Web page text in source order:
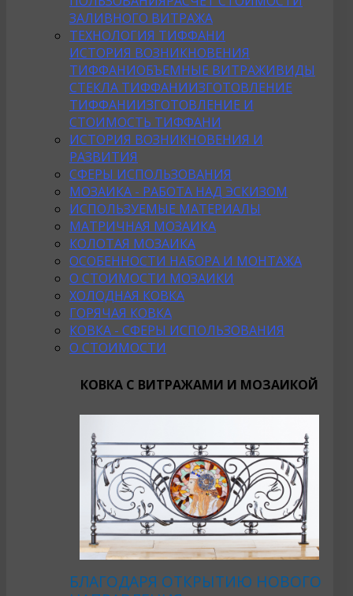
ЗАЛИВНОГО ВИТРАЖА
ТЕХНОЛОГИЯ ТИФФАНИ
ИСТОРИЯ ВОЗНИКНОВЕНИЯ
ТИФФАНИОБЪЕМНЫЕ ВИТРАЖИВИДЫ
СТЕКЛА ТИФФАНИИЗГОТОВЛЕНИЕ
ТИФФАНИИЗГОТОВЛЕНИЕ И
СТОИМОСТЬ ТИФФАНИ
ИСТОРИЯ ВОЗНИКНОВЕНИЯ И
РАЗВИТИЯ
СФЕРЫ ИСПОЛЬЗОВАНИЯ
МОЗАИКА - РАБОТА НАД ЭСКИЗОМ
ИСПОЛЬЗУЕМЫЕ МАТЕРИАЛЫ
МАТРИЧНАЯ МОЗАИКА
КОЛОТАЯ МОЗАИКА
ОСОБЕННОСТИ НАБОРА И МОНТАЖА
О СТОИМОСТИ МОЗАИКИ
ХОЛОДНАЯ КОВКА
ГОРЯЧАЯ КОВКА
КОВКА - СФЕРЫ ИСПОЛЬЗОВАНИЯ
О СТОИМОСТИ
КОВКА С ВИТРАЖАМИ И МОЗАИКОЙ
БЛАГОДАРЯ ОТКРЫТИЮ НОВОГО